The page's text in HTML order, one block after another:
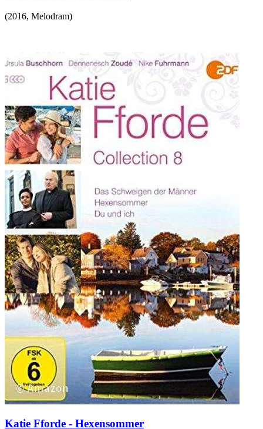
(2016, Melodram)
Katie Fforde - Hexensommer